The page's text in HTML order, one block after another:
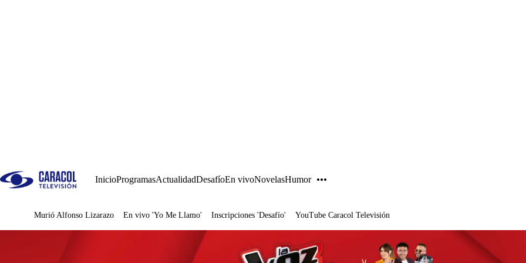
InicioProgramasActualidadDesafíoEn vivoNovelasHumor
Juegos
Murió Alfonso Lizarazo En vivo 'Yo Me Llamo' Inscripciones 'Desafío' YouTube Caracol Televisión